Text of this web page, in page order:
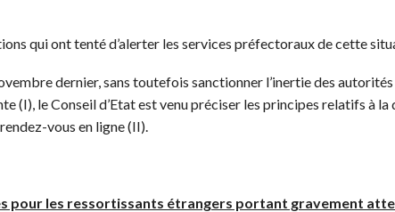
qui ont tenté d’alerter les services préfectoraux de cette
dernier, sans toutefois sanctionner l’inertie des
(I), le Conseil d’Etat est venu préciser les principes relatifs à
vous en ligne (II).
pour les ressortissants étrangers portant gravement